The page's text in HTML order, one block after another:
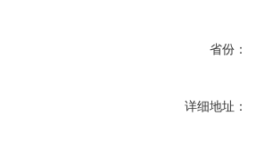
省份：
详细地址：